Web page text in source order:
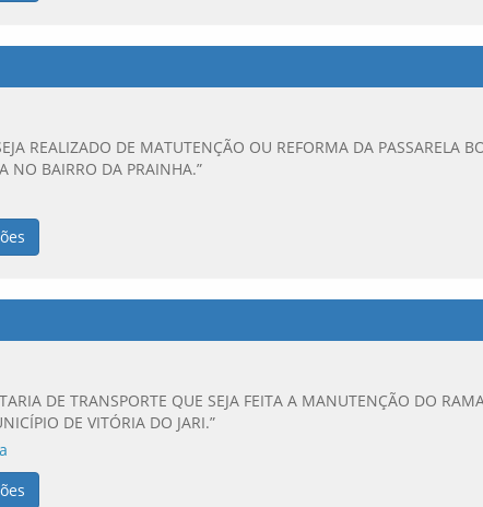
REALIZADO DE MATUTENÇÃO OU REFORMA DA PASSARELA
NO BAIRRO DA PRAINHA.”
DE TRANSPORTE QUE SEJA FEITA A MANUTENÇÃO DO
DE VITÓRIA DO JARI.”